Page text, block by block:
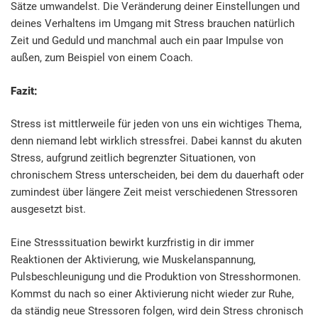
Sätze umwandelst. Die Veränderung deiner Einstellungen und
deines Verhaltens im Umgang mit Stress brauchen natürlich
Zeit und Geduld und manchmal auch ein paar Impulse von
außen, zum Beispiel von einem Coach.
Fazit:
Stress ist mittlerweile für jeden von uns ein wichtiges Thema,
denn niemand lebt wirklich stressfrei. Dabei kannst du akuten
Stress, aufgrund zeitlich begrenzter Situationen, von
chronischem Stress unterscheiden, bei dem du dauerhaft oder
zumindest über längere Zeit meist verschiedenen Stressoren
ausgesetzt bist.
Eine Stresssituation bewirkt kurzfristig in dir immer
Reaktionen der Aktivierung, wie Muskelanspannung,
Pulsbeschleunigung und die Produktion von Stresshormonen.
Kommst du nach so einer Aktivierung nicht wieder zur Ruhe,
da ständig neue Stressoren folgen, wird dein Stress chronisch